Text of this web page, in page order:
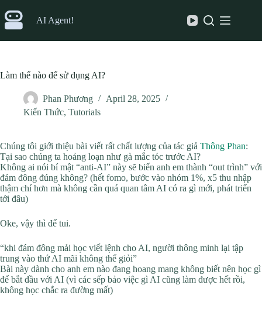
to
content
AI Agent!
Làm thế nào để sử dụng AI?
Phan Phương
April 28, 2025
Kiến Thức, Tutorials
Chúng tôi giới thiệu bài viết rất chất lượng của tác giả Thông Phan:
Tại sao chúng ta hoảng loạn như gà mắc tóc trước AI?
Không ai nói bí mật “anti-AI” này sẽ biến anh em thành “out trình” với
đám đông đúng không? (hết fomo, bước vào nhóm 1%, x5 thu nhập
thậm chí hơn mà không cần quá quan tâm AI có ra gì mới, phát triển
tới đâu)
Oke, vậy thì để tui.
“khi đám đông mải học viết lệnh cho AI, người thông minh lại tập
trung vào thứ AI mãi không thể giỏi”
Bài này dành cho anh em nào đang hoang mang không biết nên học gì
để bắt đầu với AI (vì các sếp bảo việc gì AI cũng làm được hết rồi,
không học chắc ra đường mất)